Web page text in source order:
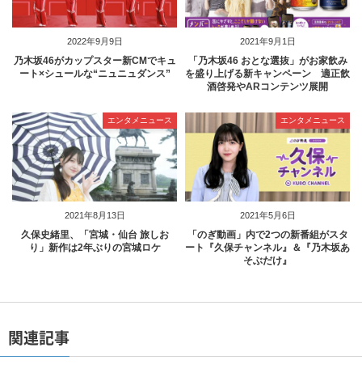
2022年9月9日
乃木坂46がカップスター新CMでキュ
ート×シュールな“ニュニュダンス”
2021年9月1日
「乃木坂46 おとな選抜」がお家飲み
を盛り上げる新キャンペーン 適正飲
酒啓発やARコンテンツ展開
2021年8月13日
エンタメニュース
久保史緒里、「宮城・仙台 旅しお
り」新作は2年ぶりの宮城ロケ
2021年5月6日
エンタメニュース
「のぎ動画」内で2つの新番組がスタ
ート『久保チャンネル』＆『乃木坂あ
そぶだけ』
関連記事